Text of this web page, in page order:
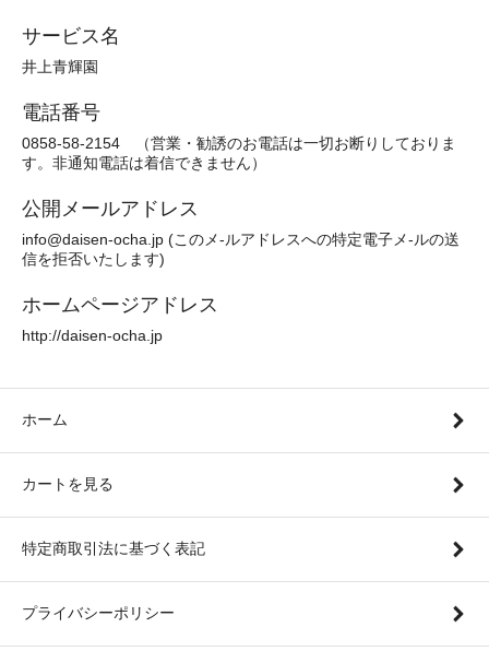
サービス名
井上青輝園
電話番号
0858-58-2154 （営業・勧誘のお電話は一切お断りしておりま
す。非通知電話は着信できません）
公開メールアドレス
info@daisen-ocha.jp (このメ-ルアドレスへの特定電子メ-ルの送
信を拒否いたします)
ホームページアドレス
http://daisen-ocha.jp
ホーム
カートを見る
特定商取引法に基づく表記
プライバシーポリシー